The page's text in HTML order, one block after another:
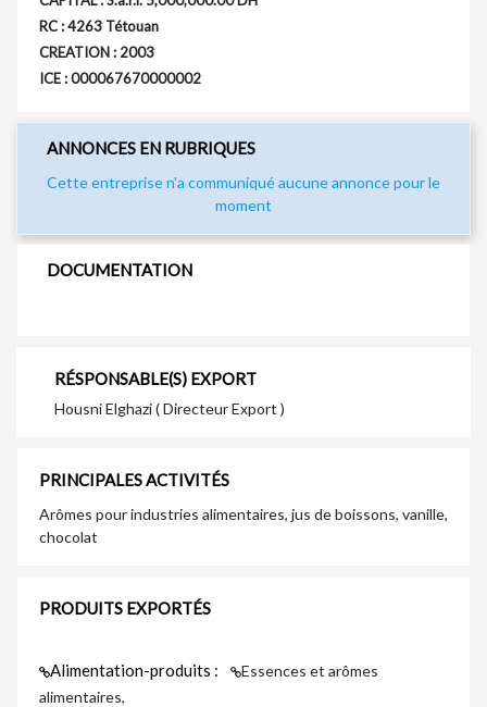
RC : 4263 Tétouan
CREATION : 2003
ICE : 000067670000002
ANNONCES EN RUBRIQUES
Cette entreprise n'a communiqué aucune annonce pour le
moment
DOCUMENTATION
RÉSPONSABLE(S) EXPORT
Housni Elghazi ( Directeur Export )
PRINCIPALES ACTIVITÉS
Arômes pour industries alimentaires, jus de boissons, vanille,
chocolat
PRODUITS EXPORTÉS
Alimentation-produits :
Essences et arômes
alimentaires,